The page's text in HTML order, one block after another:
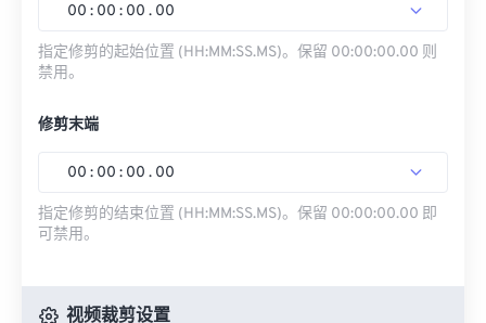
00 : 00 : 00 . 00
指定修剪的起始位置 (HH:MM:SS.MS)。保留 00:00:00.00 则
禁用。
修剪末端
00 : 00 : 00 . 00
指定修剪的结束位置 (HH:MM:SS.MS)。保留 00:00:00.00 即
可禁用。
视频裁剪设置